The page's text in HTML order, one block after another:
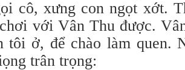
cô, xưng con ngọt xớt.
với Vân Thu được.
tôi ở, để chào làm quen.
trân trọng: